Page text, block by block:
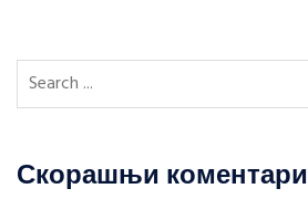
Скорашњи коментари